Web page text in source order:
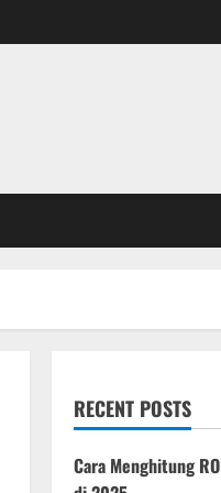
RECENT POSTS
Cara Menghitung